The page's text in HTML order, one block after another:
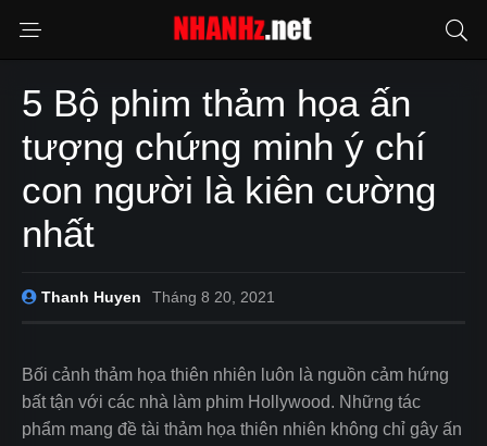
5 Bộ phim thảm họa ấn
tượng chứng minh ý chí
con người là kiên cường
nhất
Thanh Huyen Tháng 8 20, 2021
Bối cảnh thảm họa thiên nhiên luôn là nguồn cảm hứng
bất tận với các nhà làm phim Hollywood. Những tác
phẩm mang đề tài thảm họa thiên nhiên không chỉ gây ấn